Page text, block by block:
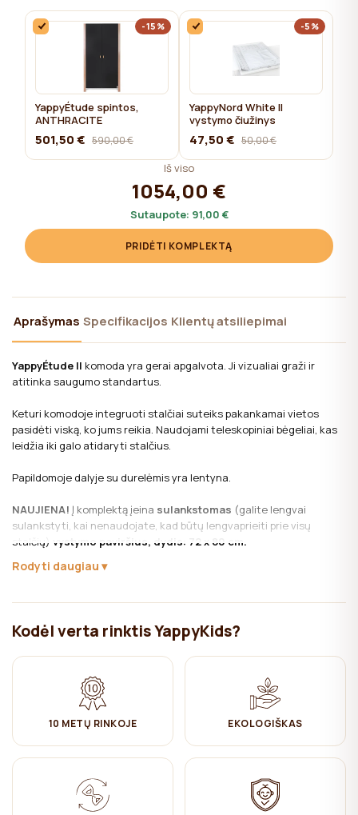
-15%
YappyÉtude spintos,
ANTHRACITE
501,50 € 590,00 €
-5%
YappyNord White II
vystymo čiužinys
47,50 € 50,00 €
Iš viso
1054,00 €
Sutaupote: 91,00 €
PRIDĖTI KOMPLEKTĄ
Aprašymas Specifikacijos Klientų atsiliepimai
YappyÉtude II komoda yra gerai apgalvota. Ji vizualiai graži ir
atitinka saugumo standartus.
Keturi komodoje integruoti stalčiai suteiks pakankamai vietos
pasidėti viską, ko jums reikia. Naudojami teleskopiniai bėgeliai, kas
leidžia iki galo atidaryti stalčius.
Papildomoje dalyje su durelėmis yra lentyna.
NAUJIENA! Į komplektą įeina sulankstomas (galite lengvai
sulankstyti, kai nenaudojate, kad būtų lengvaprieiti prie visų
stalčių) vystymo paviršius, dydis: 72 x 80 cm.
Vystymo paviršius yra nuimamas, todėl jums nereikės keisti
Medžiaga:
Lakai ir dažai vandens pagrindu.
✔ Valyti su drėgna medvilnine šluoste Tada sausai nušluostyti.
Stalčiaus dydis:68 cm x 36 cm x 10 cm
YappyÉtude kolekcija
Rodyti daugiau
Kodėl verta rinktis YappyKids?
10 METŲ RINKOJE EKOLOGIŠKAS